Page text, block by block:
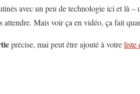
avec un peu de technologie ici et là –
attendre. Mais voir ça en vidéo, ça fait
précise, mai peut être ajouté à votreliste